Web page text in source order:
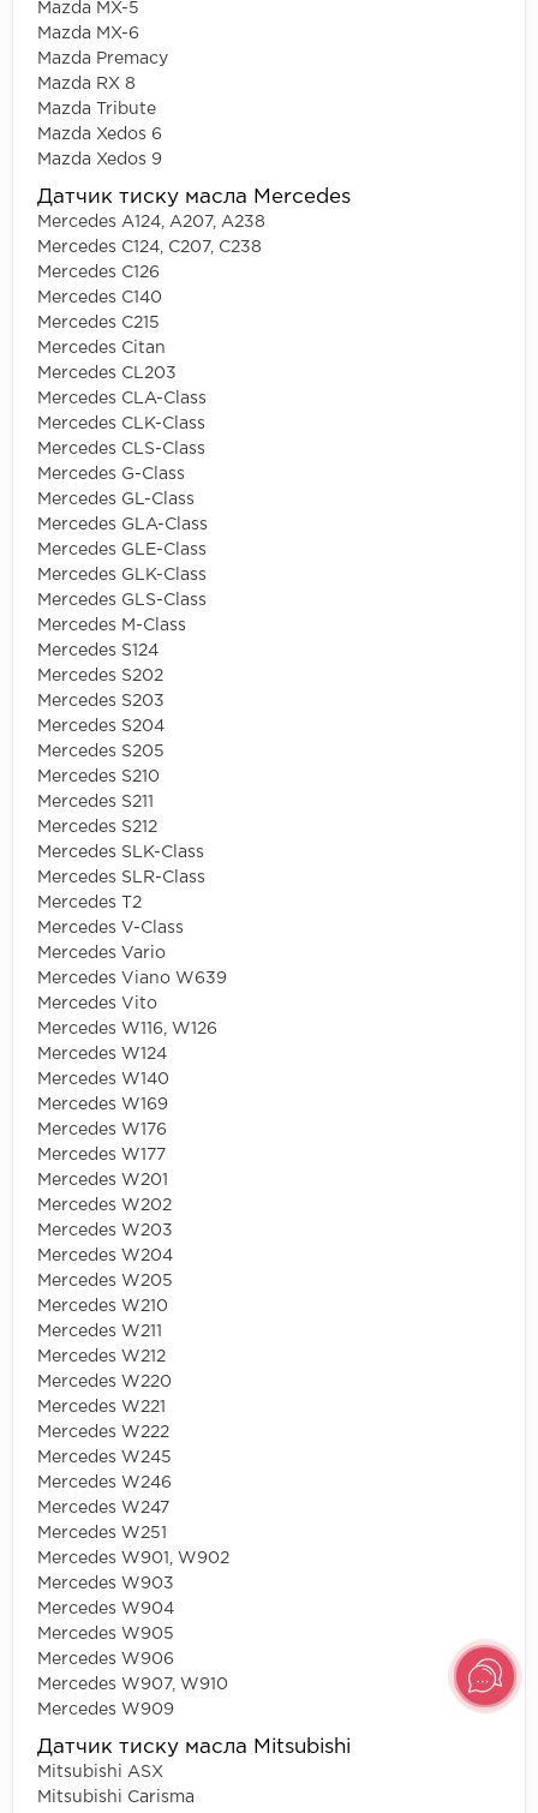
Mazda MX-5
Mazda MX-6
Mazda Premacy
Mazda RX 8
Mazda Tribute
Mazda Xedos 6
Mazda Xedos 9
Датчик тиску масла Mercedes
Mercedes A124, A207, A238
Mercedes C124, C207, C238
Mercedes C126
Mercedes C140
Mercedes C215
Mercedes Citan
Mercedes CL203
Mercedes CLA-Class
Mercedes CLK-Class
Mercedes CLS-Class
Mercedes G-Class
Mercedes GL-Class
Mercedes GLA-Class
Mercedes GLE-Class
Mercedes GLK-Class
Mercedes GLS-Class
Mercedes M-Class
Mercedes S124
Mercedes S202
Mercedes S203
Mercedes S204
Mercedes S205
Mercedes S210
Mercedes S211
Mercedes S212
Mercedes SLK-Class
Mercedes SLR-Class
Mercedes T2
Mercedes V-Class
Mercedes Vario
Mercedes Viano W639
Mercedes Vito
Mercedes W116, W126
Mercedes W124
Mercedes W140
Mercedes W169
Mercedes W176
Mercedes W177
Mercedes W201
Mercedes W202
Mercedes W203
Mercedes W204
Mercedes W205
Mercedes W210
Mercedes W211
Mercedes W212
Mercedes W220
Mercedes W221
Mercedes W222
Mercedes W245
Mercedes W246
Mercedes W247
Mercedes W251
Mercedes W901, W902
Mercedes W903
Mercedes W904
Mercedes W905
Mercedes W906
Mercedes W907, W910
Mercedes W909
Датчик тиску масла Mitsubishi
Mitsubishi ASX
Mitsubishi Carisma